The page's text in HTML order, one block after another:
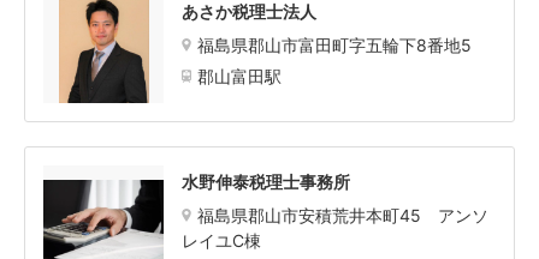
あさか税理士法人
福島県郡山市富田町字五輪下8番地5
郡山富田駅
水野伸泰税理士事務所
福島県郡山市安積荒井本町45 アンソ
レイユC棟